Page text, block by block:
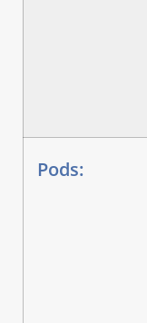
Pods: